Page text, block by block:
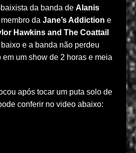
da banda de Alanis
da Jane’s Addiction e
Hawkins and The Coattail
e a banda não perdeu
um show de 2 horas e meia
após tocar um puta solo de
conferir no video abaixo: